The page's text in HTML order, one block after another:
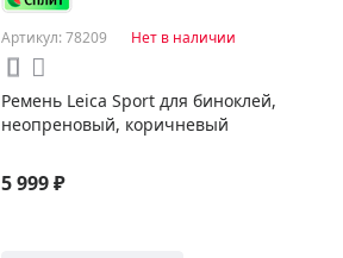
Артикул: 78209 Нет в наличии
Ремень Leica Sport для биноклей,
неопреновый, коричневый
5 999 ₽